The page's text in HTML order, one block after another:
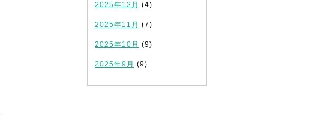
2025年12月 (4)
2025年11月 (7)
2025年10月 (9)
2025年9月 (9)